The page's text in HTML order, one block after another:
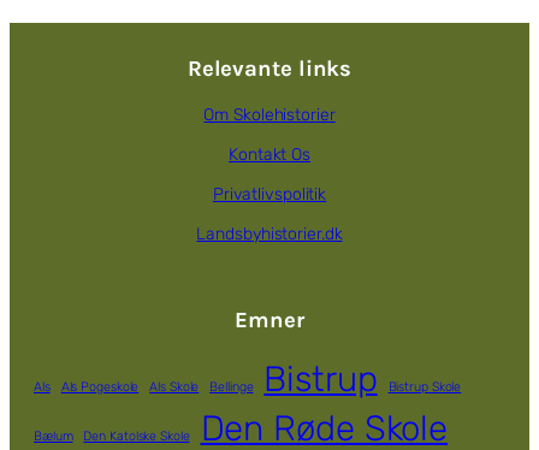
Relevante links
Om Skolehistorier
Kontakt Os
Privatlivspolitik
Landsbyhistorier.dk
Emner
Als Als Pogeskole Als Skole Bellinge Bistrup Bistrup Skole
Bælum Den Katolske Skole Den Røde Skole